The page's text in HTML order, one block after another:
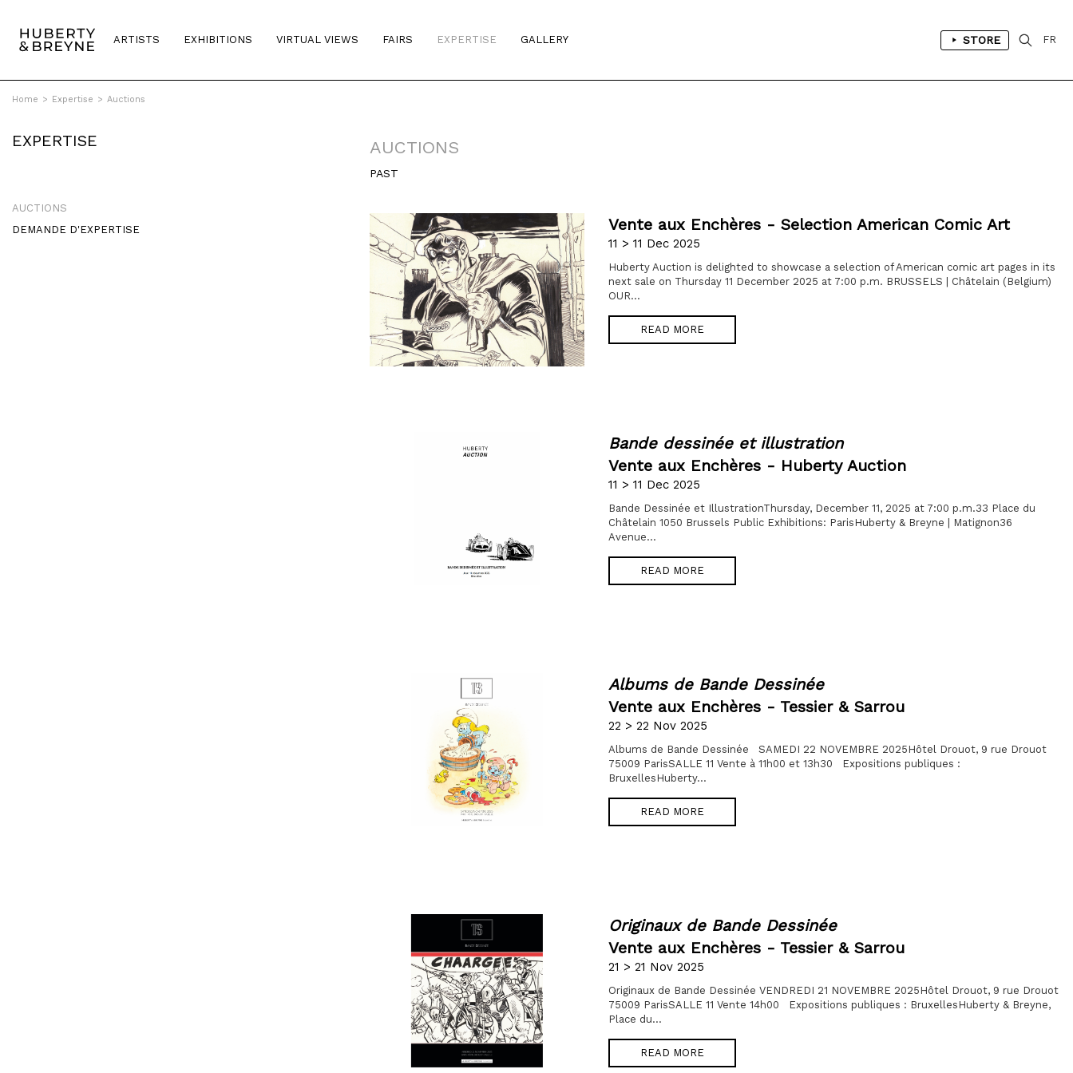
ARTISTS EXHIBITIONS VIRTUAL VIEWS FAIRS EXPERTISE GALLERY STORE FR
Home > Expertise > Auctions
EXPERTISE
AUCTIONS
DEMANDE D'EXPERTISE
AUCTIONS
PAST
Vente aux Enchères - Selection American Comic Art
11 > 11 Dec 2025
Huberty Auction is delighted to showcase a selection of American comic art pages in its
next sale on Thursday 11 December 2025 at 7:00 p.m. BRUSSELS | Châtelain (Belgium)
OUR...
READ MORE
Bande dessinée et illustration
Vente aux Enchères - Huberty Auction
11 > 11 Dec 2025
Bande Dessinée et IllustrationThursday, December 11, 2025 at 7:00 p.m.33 Place du
Châtelain 1050 Brussels Public Exhibitions: ParisHuberty & Breyne | Matignon36
Avenue...
READ MORE
Albums de Bande Dessinée
Vente aux Enchères - Tessier & Sarrou
22 > 22 Nov 2025
Albums de Bande Dessinée SAMEDI 22 NOVEMBRE 2025Hôtel Drouot, 9 rue Drouot
75009 ParisSALLE 11 Vente à 11h00 et 13h30 Expositions publiques :
BruxellesHuberty...
READ MORE
Originaux de Bande Dessinée
Vente aux Enchères - Tessier & Sarrou
21 > 21 Nov 2025
Originaux de Bande Dessinée VENDREDI 21 NOVEMBRE 2025Hôtel Drouot, 9 rue Drouot
75009 ParisSALLE 11 Vente 14h00 Expositions publiques : BruxellesHuberty & Breyne,
Place du...
READ MORE